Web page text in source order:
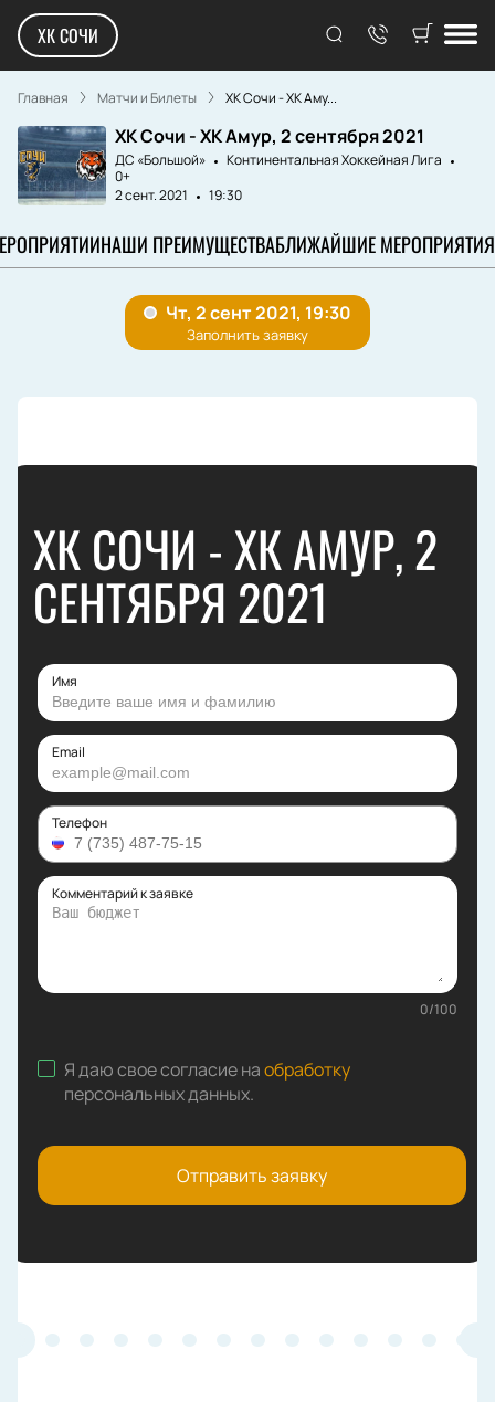
ХК СОЧИ
Главная Матчи и Билеты ХК Сочи - ХК Аму...
ХК Сочи - ХК Амур, 2 сентября 2021
ДС «Большой»
Континентальная Хоккейная Лига
0+
2 сент. 2021
19:30
НАШИ ПРЕИМУЩЕСТВАБЛИЖАЙШИЕ МЕРОПРИЯТИЯ
ХК СОЧИ - ХК АМУР, 2
СЕНТЯБРЯ 2021
Имя
Email
Телефон
Комментарий к заявке
0/100
Я даю свое согласие наобработку
персональных данных.
Отправить заявку